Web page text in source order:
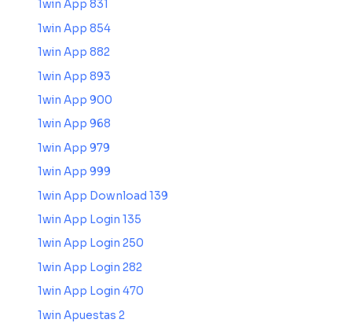
1win App 831
1win App 854
1win App 882
1win App 893
1win App 900
1win App 968
1win App 979
1win App 999
1win App Download 139
1win App Login 135
1win App Login 250
1win App Login 282
1win App Login 470
1win Apuestas 2